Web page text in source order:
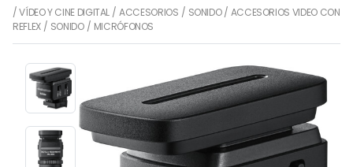
/VÍDEO Y CINE DIGITAL /ACCESORIOS / SONIDO / ACCESORIOS VIDEO CON
REFLEX/ SONIDO/ MICRÓFONOS